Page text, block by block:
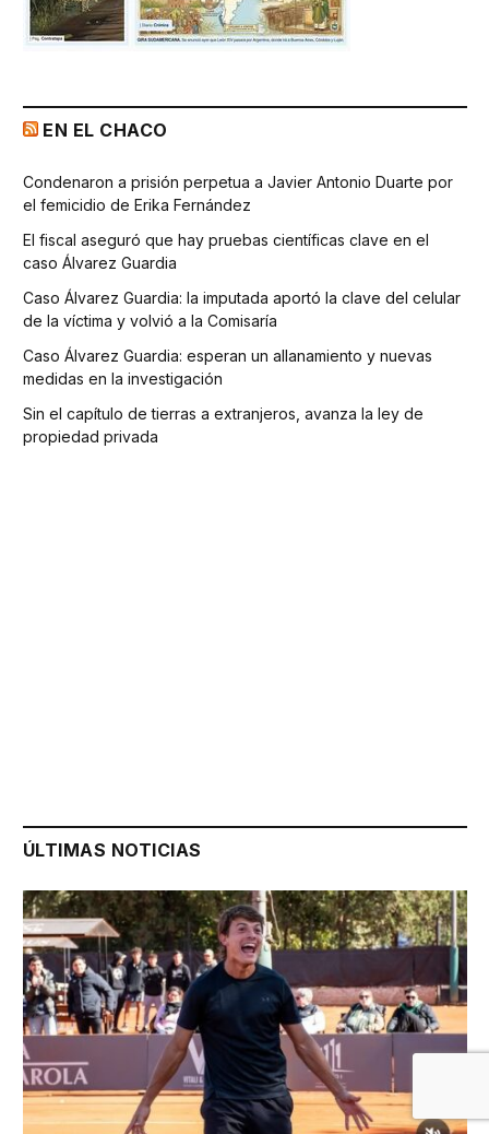
EN EL CHACO
Condenaron a prisión perpetua a Javier Antonio Duarte por
el femicidio de Erika Fernández
El fiscal aseguró que hay pruebas científicas clave en el
caso Álvarez Guardia
Caso Álvarez Guardia: la imputada aportó la clave del celular
de la víctima y volvió a la Comisaría
Caso Álvarez Guardia: esperan un allanamiento y nuevas
medidas en la investigación
Sin el capítulo de tierras a extranjeros, avanza la ley de
propiedad privada
ÚLTIMAS NOTICIAS